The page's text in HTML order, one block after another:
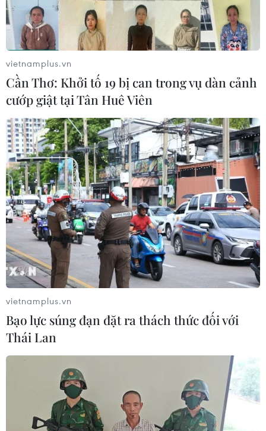
Thủ tướng Phạm Minh Chính chủ trì cuộc
họp về phát triển bền vững kinh tế biển
16/09/2024 10:44
Thủ tướng chỉ đạo tiếp tục bám sát đường lối của Nghị
quyết Đại hội XIII của Đảng, Nghị quyết 36 về Chiến
lược phát triển bền vững kinh tế biển Việt Nam đến năm
2030, tầm nhìn đến năm 2045
vietnamplus.vn
Cần Thơ: Khởi tố 19 bị can trong vụ dàn cảnh
cướp giật tại Tân Huê Viên
vietnamplus.vn
Bạo lực súng đạn đặt ra thách thức đối với
Thái Lan